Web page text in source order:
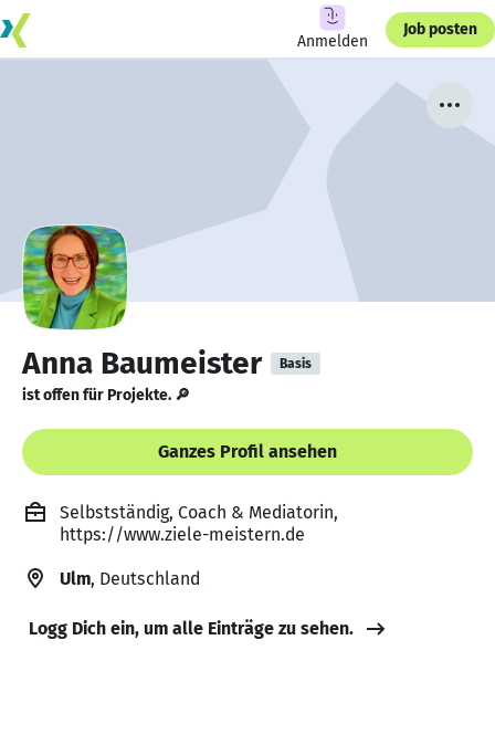
Anmelden
Job posten
Anna Baumeister Basis
ist offen für Projekte. 🔎
Ganzes Profil ansehen
Selbstständig, Coach & Mediatorin,
https://www.ziele-meistern.de
Ulm, Deutschland
Logg Dich ein, um alle Einträge zu sehen.